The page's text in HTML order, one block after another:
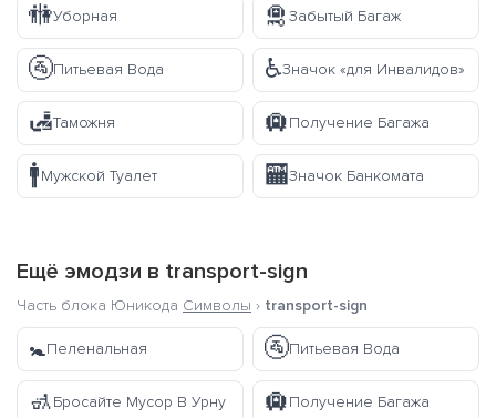
🚻Уборная 🛅 Забытый Багаж
🚰Питьевая Вода ♿Значок «для Инвалидов»
🛃Таможня 🛄Получение Багажа
🚹Мужской Туалет 🏧Значок Банкомата
Ещё эмодзи в transport-sign
Часть блока Юникода Символы › transport-sign
🚼Пеленальная 🚰Питьевая Вода
🚮Бросайте Мусор В Урну 🛄Получение Багажа